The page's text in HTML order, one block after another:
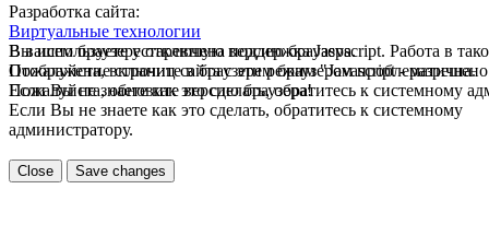
Разработка сайта:
Виртуальные технологии
В вашем браузере отключена поддержка Jasvscript. Работа в
Пожалуйста, включите в браузере режим "Javascript -
Если Вы не знаете как это сделать, обратитесь к системному
Вы используете устаревшую версию браузера.
Отображение страниц сайта с этим браузером проблематична.
Пожалуйста, обновите версию браузера!
Если Вы не знаете как это сделать, обратитесь к системному
администратору.
Close Save changes